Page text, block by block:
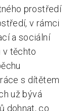
prostředí
v rámci
a sociální
v těchto
s dítětem
už bývá
dohnat, co